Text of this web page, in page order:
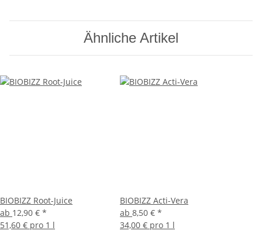
Ähnliche Artikel
BIOBIZZ Root-Juice
ab 12,90 € *
51,60 € pro 1 l
BIOBIZZ Acti-Vera
ab 8,50 € *
34,00 € pro 1 l